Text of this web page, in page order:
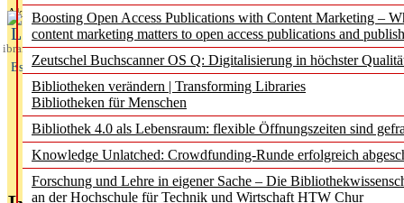
Boosting Open Access Publications with Content Marketing –
content marketing matters to open access publications and
Zeutschel Buchscanner OS Q: Digitalisierung in höchster
Bibliotheken verändern | Transforming Libraries
Bibliotheken für Menschen
Bibliothek 4.0 als Lebensraum: flexible Öffnungszeiten sind
Knowledge Unlatched: Crowdfunding-Runde erfolgreich
Forschung und Lehre in eigener Sache – Die
an der Hochschule für Technik und Wirtschaft HTW Chur
Aktuelles aus
L
ibrary
Essentials